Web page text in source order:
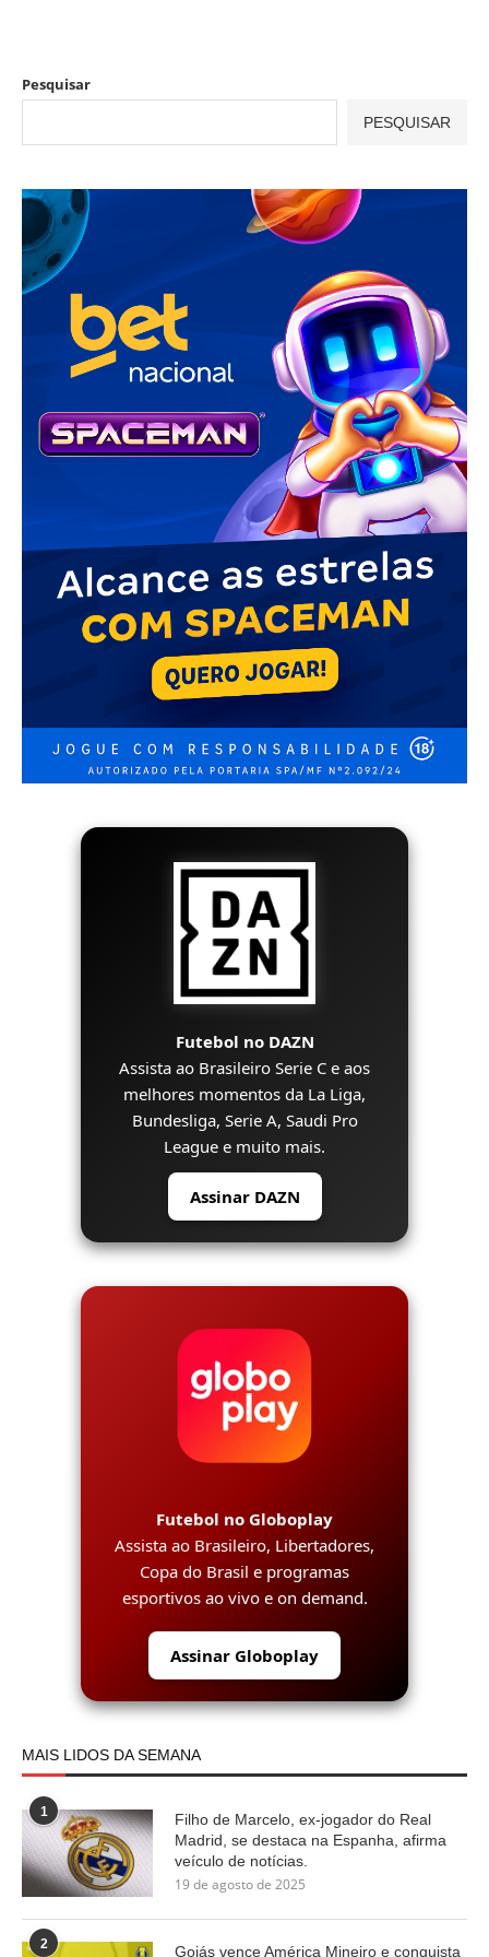
Pesquisar
PESQUISAR
Futebol no DAZN
Assista ao Brasileiro Serie C e aos
melhores momentos da La Liga,
Bundesliga, Serie A, Saudi Pro
League e muito mais.
Assinar DAZN
Futebol no Globoplay
Assista ao Brasileiro, Libertadores,
Copa do Brasil e programas
esportivos ao vivo e on demand.
Assinar Globoplay
MAIS LIDOS DA SEMANA
1
Filho de Marcelo, ex-jogador do Real
Madrid, se destaca na Espanha, afirma
veículo de notícias.
19 de agosto de 2025
2 Goiás vence América Mineiro e conquista